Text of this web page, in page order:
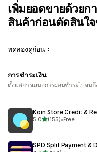
เพิ่มยอดขายด้วยก
สินค้าก่อนตัดสินใ
ทดลองดูก่อน
การชำระเงิน
ตั้งแต่การเสนอการผ่อนชำระไปจน
Koin Store Credit &
5.0เต็ม 5 ดาว
(155)
ทั้งหมด 155 รีวิว
•Free
SPD Split Payment &